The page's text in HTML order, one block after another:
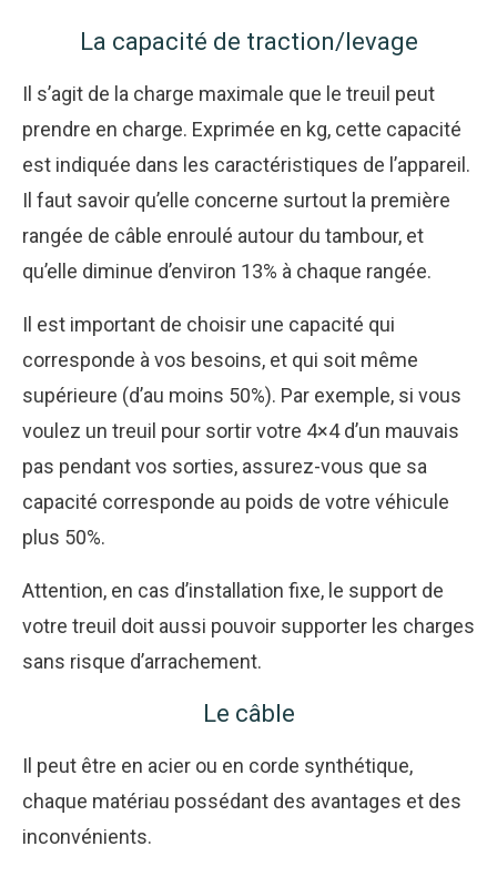
La capacité de traction/levage
Il s’agit de la charge maximale que le treuil peut
prendre en charge. Exprimée en kg, cette capacité
est indiquée dans les caractéristiques de l’appareil.
Il faut savoir qu’elle concerne surtout la première
rangée de câble enroulé autour du tambour, et
qu’elle diminue d’environ 13% à chaque rangée.
Il est important de choisir une capacité qui
corresponde à vos besoins, et qui soit même
supérieure (d’au moins 50%). Par exemple, si vous
voulez un treuil pour sortir votre 4×4 d’un mauvais
pas pendant vos sorties, assurez-vous que sa
capacité corresponde au poids de votre véhicule
plus 50%.
Attention, en cas d’installation fixe, le support de
votre treuil doit aussi pouvoir supporter les charges
sans risque d’arrachement.
Le câble
Il peut être en acier ou en corde synthétique,
chaque matériau possédant des avantages et des
inconvénients.